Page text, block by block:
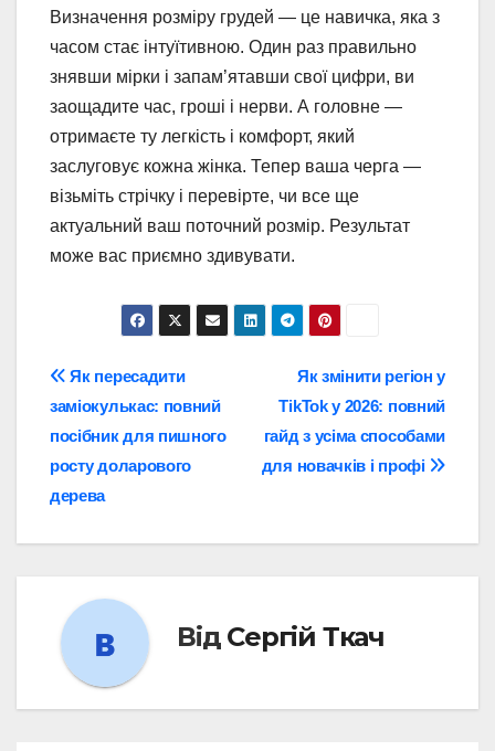
Визначення розміру грудей — це навичка, яка з
часом стає інтуїтивною. Один раз правильно
знявши мірки і запам’ятавши свої цифри, ви
заощадите час, гроші і нерви. А головне —
отримаєте ту легкість і комфорт, який
заслуговує кожна жінка. Тепер ваша черга —
візьміть стрічку і перевірте, чи все ще
актуальний ваш поточний розмір. Результат
може вас приємно здивувати.
Навігація
записів
Як змінити регіон у
TikTok у 2026: повний
гайд з усіма способами
для новачків і профі
Як пересадити
заміокулькас: повний
посібник для пишного
росту доларового
дерева
Від Сергій Ткач